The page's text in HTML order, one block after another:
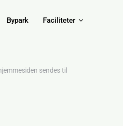
Bypark Faciliteter
sendes til